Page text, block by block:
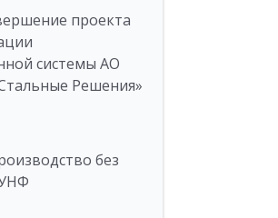
проекта
системы АО
Решения»
без